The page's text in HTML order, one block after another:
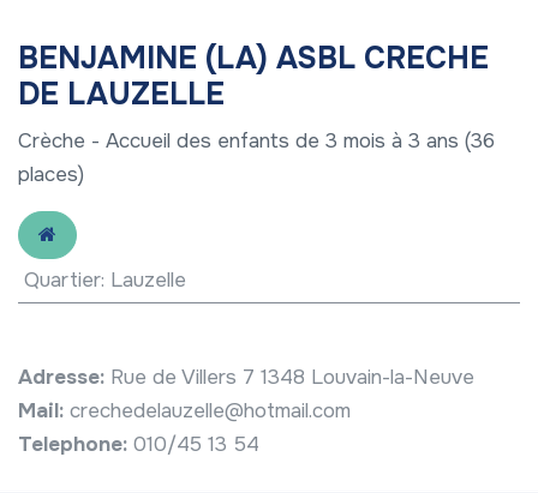
BENJAMINE (LA) ASBL CRECHE
DE LAUZELLE
Crèche - Accueil des enfants de 3 mois à 3 ans (36
places)
Quartier: Lauzelle
Adresse: Rue de Villers 7 1348 Louvain-la-Neuve
Mail: crechedelauzelle@hotmail.com
Telephone: 010/45 13 54